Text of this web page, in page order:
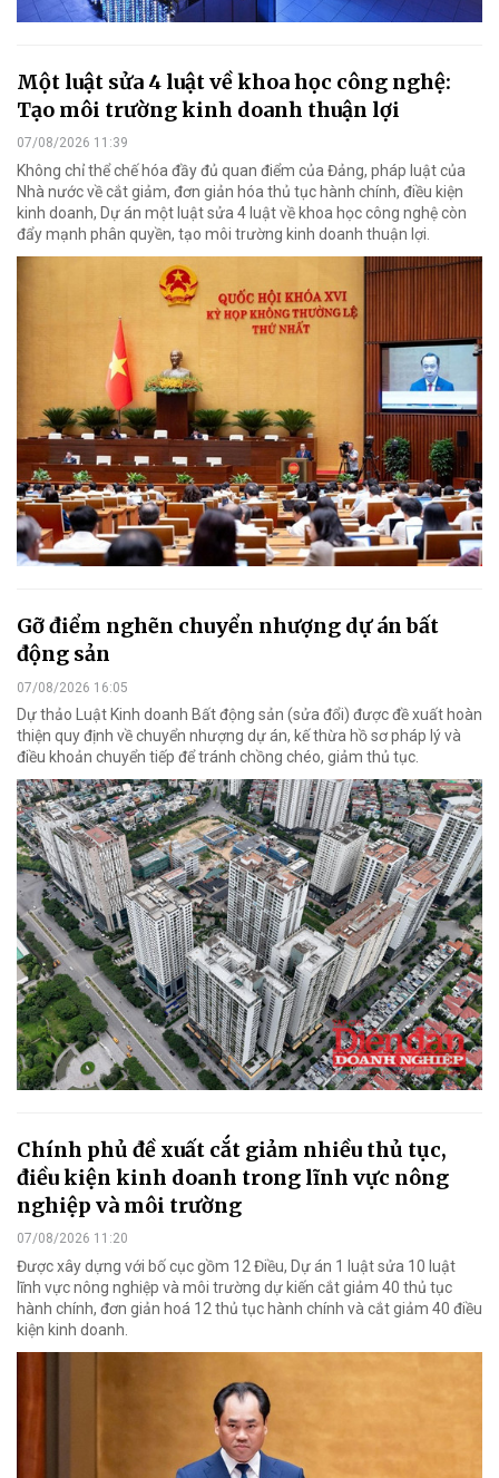
Một luật sửa 4 luật về khoa học công nghệ:
Tạo môi trường kinh doanh thuận lợi
07/08/2026 11:39
Không chỉ thể chế hóa đầy đủ quan điểm của Đảng, pháp luật của
Nhà nước về cắt giảm, đơn giản hóa thủ tục hành chính, điều kiện
kinh doanh, Dự án một luật sửa 4 luật về khoa học công nghệ còn
đẩy mạnh phân quyền, tạo môi trường kinh doanh thuận lợi.
Gỡ điểm nghẽn chuyển nhượng dự án bất
động sản
07/08/2026 16:05
Dự thảo Luật Kinh doanh Bất động sản (sửa đổi) được đề xuất hoàn
thiện quy định về chuyển nhượng dự án, kế thừa hồ sơ pháp lý và
điều khoản chuyển tiếp để tránh chồng chéo, giảm thủ tục.
Chính phủ đề xuất cắt giảm nhiều thủ tục,
điều kiện kinh doanh trong lĩnh vực nông
nghiệp và môi trường
07/08/2026 11:20
Được xây dựng với bố cục gồm 12 Điều, Dự án 1 luật sửa 10 luật
lĩnh vực nông nghiệp và môi trường dự kiến cắt giảm 40 thủ tục
hành chính, đơn giản hoá 12 thủ tục hành chính và cắt giảm 40 điều
kiện kinh doanh.